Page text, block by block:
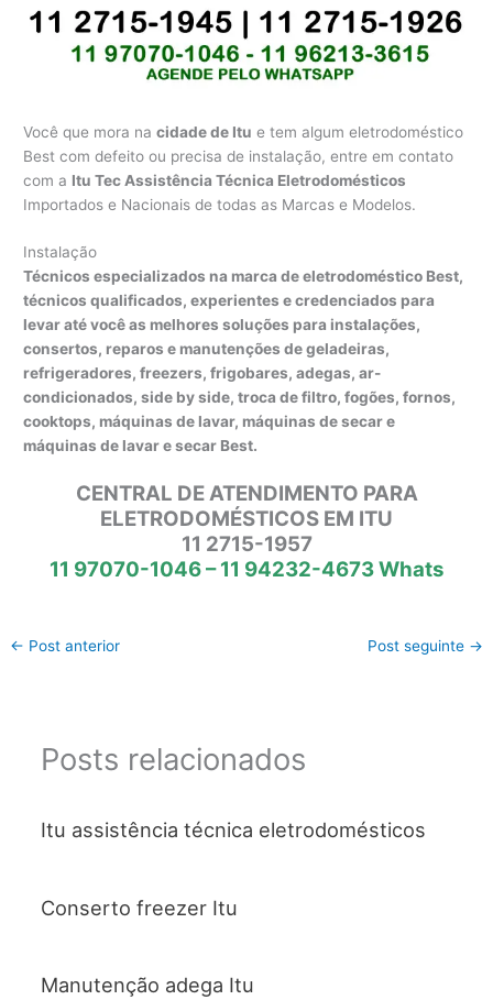
Você que mora nacidade de Itu e tem algum eletrodoméstico
Best com defeito ou precisa de instalação, entre em contato
com a Itu Tec Assistência Técnica Eletrodomésticos
Importados e Nacionais de todas as Marcas e Modelos.
Instalação
Técnicos especializados na marca de eletrodoméstico Best,
técnicos qualificados, experientes e credenciados para
levar até você as melhores soluções para instalações,
consertos, reparos e manutenções de geladeiras,
refrigeradores, freezers, frigobares, adegas, ar-
condicionados, side by side, troca de filtro, fogões, fornos,
cooktops, máquinas de lavar, máquinas de secar e
máquinas de lavar e secar Best.
CENTRAL DE ATENDIMENTO PARA
ELETRODOMÉSTICOS EM ITU
11 2715-1957
11 97070-1046 – 11 94232-4673 Whats
← Post anterior Post seguinte →
Posts relacionados
Itu assistência técnica eletrodomésticos
Conserto freezer Itu
Manutenção adega Itu